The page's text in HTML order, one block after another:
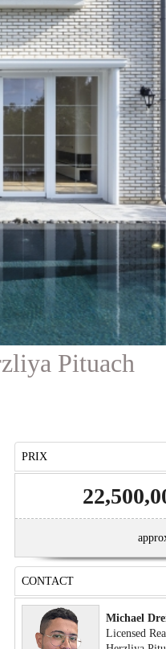
Pituach
PRIX
CONTACT
Michael
Licensed